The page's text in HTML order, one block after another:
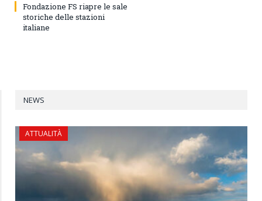
Fondazione FS riapre le sale
storiche delle stazioni
italiane
NEWS
ATTUALITÀ